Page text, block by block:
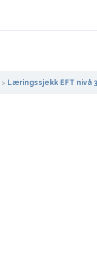
Læringssjekk EFT nivå